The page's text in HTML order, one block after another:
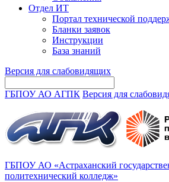
Отдел ИТ
Портал технической
Бланки заявок
Инструкции
База знаний
Версия для слабовидящих
ГБПОУ АО АГПК Версия для
ГБПОУ АО «Астраханский
политехнический колледж»